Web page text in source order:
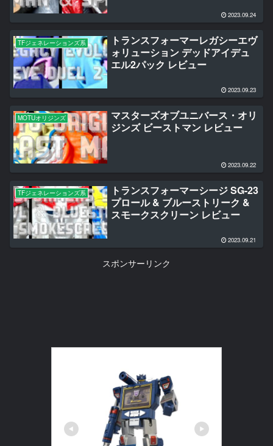
2023.09.24
TFジェネレーションズ系
トランスフォーマーレガシーエヴ
ォリューション デッドアイデュ
エル2パック レビュー
2023.09.23
MOTUオリジンズ
マスターズオブユニバース・オリ
ジンズ ビーストマン レビュー
2023.09.22
TFジェネレーションズ系
トランスフォーマーシージ SG-23
プロール & ブルーストリーク &
スモークスクリーン レビュー
2023.09.21
スポンサーリンク